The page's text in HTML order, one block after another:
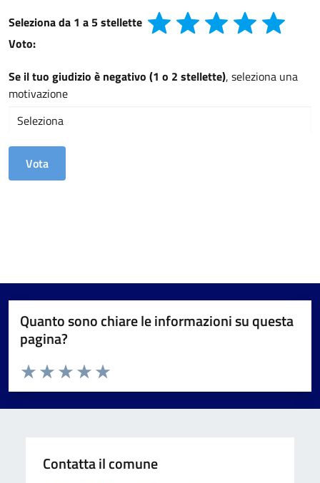
Seleziona da 1 a 5 stellette
Voto:
Se il tuo giudizio è negativo (1 o 2 stellette), seleziona una
motivazione
Quanto sono chiare le informazioni su questa
pagina?
Valuta da 1 a 5 stelle la pagina
Valuta 5 stelle su 5
Valuta 4 stelle su 5
Valuta 3 stelle su 5
Valuta 2 stelle su 5
Valuta 1 stelle su 5
Contatta il comune